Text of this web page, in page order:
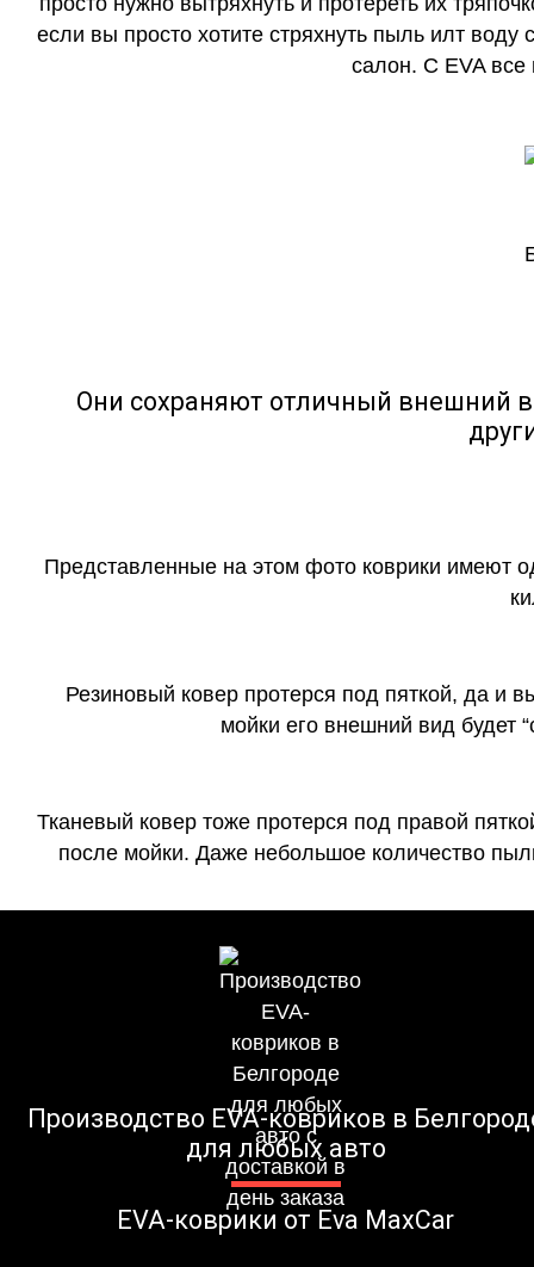
если вы просто хотите стряхнуть пыль илт воду
салон. С EVA все
Они сохраняют отличный внешний
Представленные на этом фото коврики имеют
Резиновый ковер протерся под пяткой, да и
мойки его внешний вид будет
Тканевый ковер тоже протерся под правой
после мойки. Даже небольшое количество
Производство EVA-ковриков в
для любых авто
EVA-коврики от Eva MaxCar